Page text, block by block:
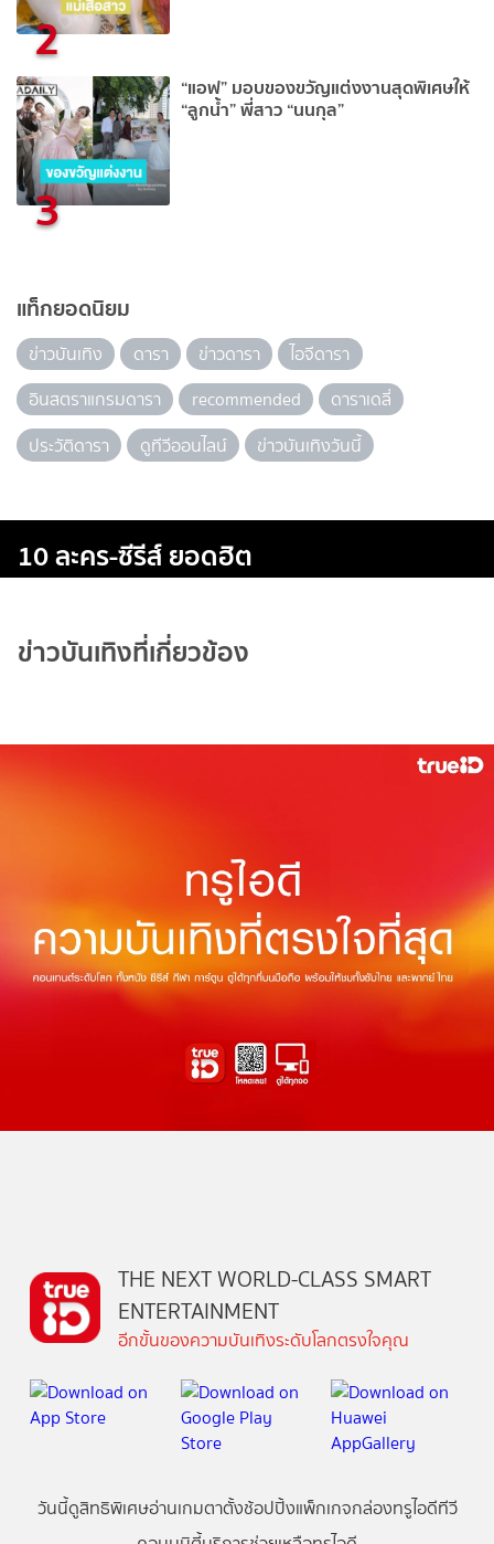
2
3
“แอฟ” มอบของขวัญแต่งงานสุดพิเศษให้
“ลูกน้ำ” พี่สาว “นนกุล”
แท็กยอดนิยม
ข่าวบันเทิง ดารา ข่าวดารา
ไอจีดารา
อินสตราแกรมดารา
recommended
ดาราเดลี่
ประวัติดารา
ดูทีวีออนไลน์ ข่าวบันเทิงวันนี้
10 ละคร-ซีรีส์ ยอดฮิต
ข่าวบันเทิงที่เกี่ยวข้อง
THE NEXT WORLD-CLASS SMART
ENTERTAINMENT
อีกขั้นของความบันเทิงระดับโลกตรงใจคุณ
วันนี้ดูสิทธิพิเศษอ่านเกมตาตั้งช้อปปิ้งแพ็กเกจกล่องทรูไอดีทีวี